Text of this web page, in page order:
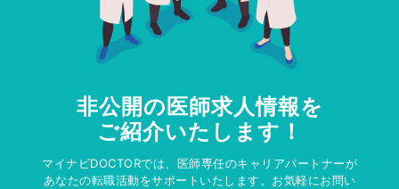
非公開の医師求人情報を
ご紹介いたします！
マイナビDOCTORでは、医師専任のキャリアパートナーが
あなたの転職活動をサポートいたします。お気軽にお問い